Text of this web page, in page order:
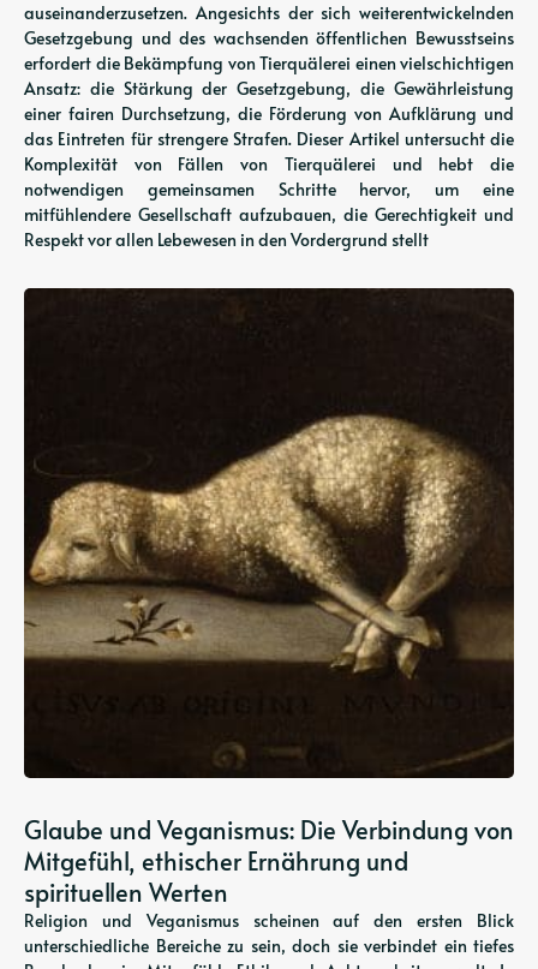
auseinanderzusetzen. Angesichts der sich weiterentwickelnden
Gesetzgebung und des wachsenden öffentlichen Bewusstseins
erfordert die Bekämpfung von Tierquälerei einen vielschichtigen
Ansatz: die Stärkung der Gesetzgebung, die Gewährleistung
einer fairen Durchsetzung, die Förderung von Aufklärung und
das Eintreten für strengere Strafen. Dieser Artikel untersucht die
Komplexität von Fällen von Tierquälerei und hebt die
notwendigen gemeinsamen Schritte hervor, um eine
mitfühlendere Gesellschaft aufzubauen, die Gerechtigkeit und
Respekt vor allen Lebewesen in den Vordergrund stellt
Glaube und Veganismus: Die Verbindung von
Mitgefühl, ethischer Ernährung und
spirituellen Werten
Religion und Veganismus scheinen auf den ersten Blick
unterschiedliche Bereiche zu sein, doch sie verbindet ein tiefes